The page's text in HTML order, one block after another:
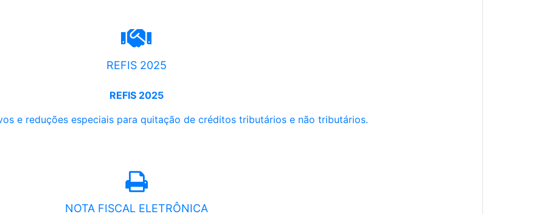
REFIS 2025
REFIS 2025
e reduções especiais para quitação de créditos tributários e não tributários.
NOTA FISCAL ELETRÔNICA